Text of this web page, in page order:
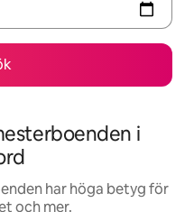
i
har höga betyg för
och mer.